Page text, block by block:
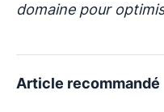
domaine pour
Article recommandé